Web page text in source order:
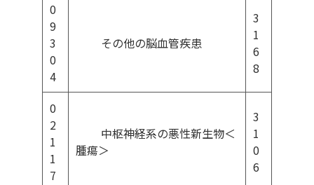
0
9
3
0
4
その他の脳血管疾患
3
1
6
8
0
2
1
1
7
中枢神経系の悪性新生物＜
腫瘍＞
3
1
0
6